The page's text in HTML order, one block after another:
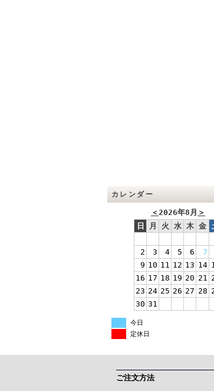
カレンダー
＜2026年8月 ＞
日
月 火 水 木 金
2
3 4 5 6 7
9 10 11 12 13 14
16 17 18 19 20 21
23 24 25 26 27 28
30 31
今日
定休日
ご注文方法